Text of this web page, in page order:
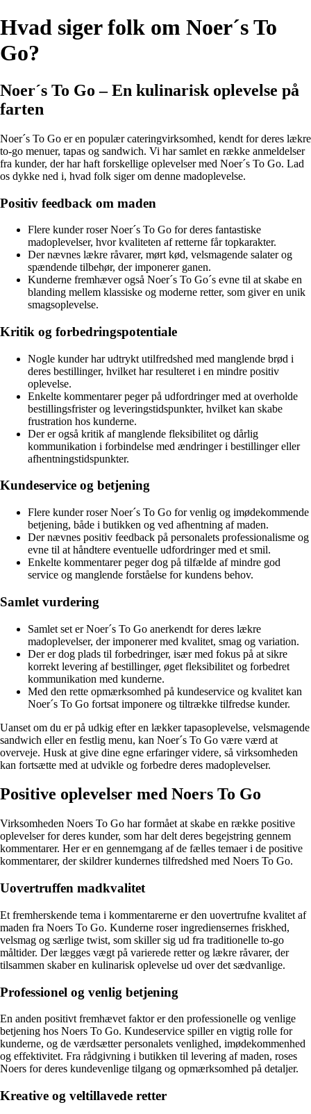
Hvad siger folk om Noer´s To
Go?
Noer´s To Go – En kulinarisk oplevelse på
farten
Noer´s To Go er en populær cateringvirksomhed, kendt for deres lækre
to-go menuer, tapas og sandwich. Vi har samlet en række anmeldelser
fra kunder, der har haft forskellige oplevelser med Noer´s To Go. Lad
os dykke ned i, hvad folk siger om denne madoplevelse.
Positiv feedback om maden
Flere kunder roser Noer´s To Go for deres fantastiske
madoplevelser, hvor kvaliteten af retterne får topkarakter.
Der nævnes lækre råvarer, mørt kød, velsmagende salater og
spændende tilbehør, der imponerer ganen.
Kunderne fremhæver også Noer´s To Go´s evne til at skabe en
blanding mellem klassiske og moderne retter, som giver en unik
smagsoplevelse.
Kritik og forbedringspotentiale
Nogle kunder har udtrykt utilfredshed med manglende brød i
deres bestillinger, hvilket har resulteret i en mindre positiv
oplevelse.
Enkelte kommentarer peger på udfordringer med at overholde
bestillingsfrister og leveringstidspunkter, hvilket kan skabe
frustration hos kunderne.
Der er også kritik af manglende fleksibilitet og dårlig
kommunikation i forbindelse med ændringer i bestillinger eller
afhentningstidspunkter.
Kundeservice og betjening
Flere kunder roser Noer´s To Go for venlig og imødekommende
betjening, både i butikken og ved afhentning af maden.
Der nævnes positiv feedback på personalets professionalisme og
evne til at håndtere eventuelle udfordringer med et smil.
Enkelte kommentarer peger dog på tilfælde af mindre god
service og manglende forståelse for kundens behov.
Samlet vurdering
Samlet set er Noer´s To Go anerkendt for deres lækre
madoplevelser, der imponerer med kvalitet, smag og variation.
Der er dog plads til forbedringer, især med fokus på at sikre
korrekt levering af bestillinger, øget fleksibilitet og forbedret
kommunikation med kunderne.
Med den rette opmærksomhed på kundeservice og kvalitet kan
Noer´s To Go fortsat imponere og tiltrække tilfredse kunder.
Uanset om du er på udkig efter en lækker tapasoplevelse, velsmagende
sandwich eller en festlig menu, kan Noer´s To Go være værd at
overveje. Husk at give dine egne erfaringer videre, så virksomheden
kan fortsætte med at udvikle og forbedre deres madoplevelser.
Positive oplevelser med Noers To Go
Virksomheden Noers To Go har formået at skabe en række positive
oplevelser for deres kunder, som har delt deres begejstring gennem
kommentarer. Her er en gennemgang af de fælles temaer i de positive
kommentarer, der skildrer kundernes tilfredshed med Noers To Go.
Uovertruffen madkvalitet
Et fremherskende tema i kommentarerne er den uovertrufne kvalitet af
maden fra Noers To Go. Kunderne roser ingrediensernes friskhed,
velsmag og særlige twist, som skiller sig ud fra traditionelle to-go
måltider. Der lægges vægt på varierede retter og lækre råvarer, der
tilsammen skaber en kulinarisk oplevelse ud over det sædvanlige.
Professionel og venlig betjening
En anden positivt fremhævet faktor er den professionelle og venlige
betjening hos Noers To Go. Kundeservice spiller en vigtig rolle for
kunderne, og de værdsætter personalets venlighed, imødekommenhed
og effektivitet. Fra rådgivning i butikken til levering af maden, roses
Noers for deres kundevenlige tilgang og opmærksomhed på detaljer.
Kreative og veltillavede retter